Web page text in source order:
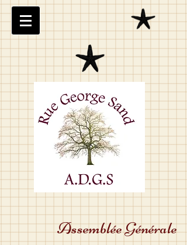
Assemblée Générale